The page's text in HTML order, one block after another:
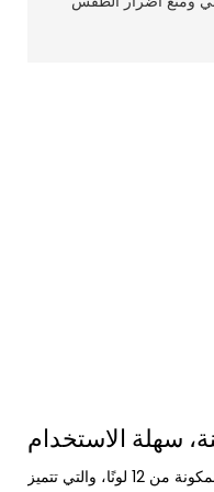
أطلق العنان لإبداعك مع دهانات تمبرا المكونة من 12 لونًا، والتي تتميز